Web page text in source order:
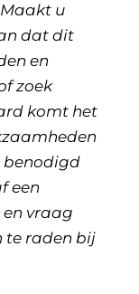
u
dat dit
en
zoek
komt het
benodigd
een
vraag
te raden bij